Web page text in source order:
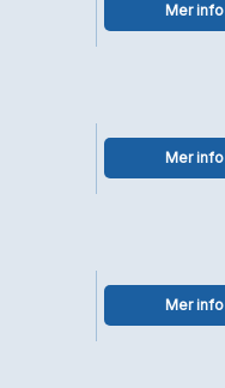
Mer info
Mer info
Mer info